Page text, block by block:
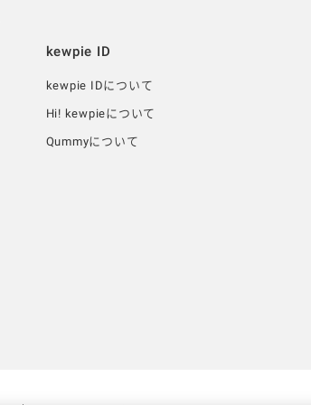
kewpie ID
kewpie IDについて
Hi! kewpieについて
Qummyについて